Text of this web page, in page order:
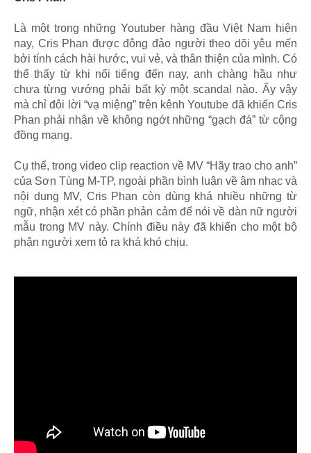
Là một trong những Youtuber hàng đầu Việt Nam hiện
nay, Cris Phan được đông đảo người theo dõi yêu mến
bởi tính cách hài hước, vui vẻ, và thân thiện của mình. Có
thể thấy từ khi nổi tiếng đến nay, anh chàng hầu như
chưa từng vướng phải bất kỳ một scandal nào. Ấy vậy
mà chỉ đôi lời “vạ miệng” trên kênh Youtube đã khiến Cris
Phan phải nhận về không ngớt những “gạch đá” từ cộng
đồng mạng.
Cụ thể, trong video clip reaction về MV “Hãy trao cho anh”
của Sơn Tùng M-TP, ngoài phần bình luận về âm nhạc và
nội dung MV, Cris Phan còn dùng khá nhiều những từ
ngữ, nhận xét có phần phản cảm để nói về dàn nữ người
mẫu trong MV này. Chính điều này đã khiến cho một bộ
phận người xem tỏ ra khá khó chịu.